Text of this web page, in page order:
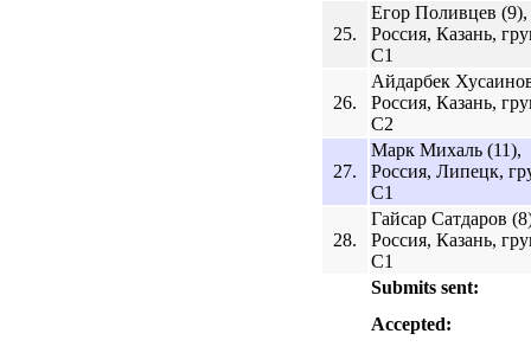
25.
Егор Поливцев (9),
Россия, Казань,
C1
26.
Айдарбек
Россия, Казань,
C2
27.
Марк Михаль (11),
Россия, Липецк,
C1
28.
Гайсар Сатдаров
Россия, Казань,
C1
Submits sent:
Accepted: